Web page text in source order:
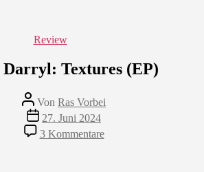
Kategorien
Review
Darryl: Textures (EP)
Beitragsautor
Von Ras Vorbei
Veröffentlichungsdatum
27. Juni 2024
3 Kommentarezu
Dubbin‘